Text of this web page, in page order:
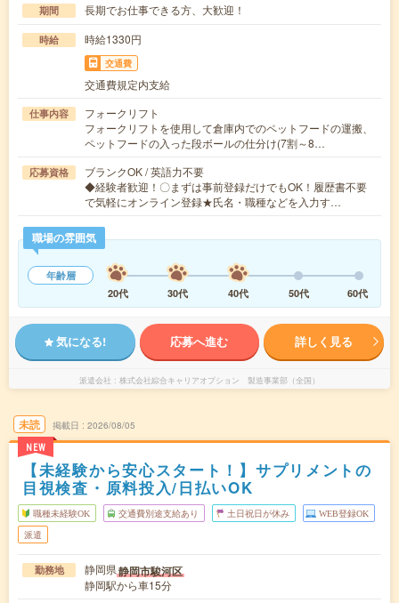
期間 長期でお仕事できる方、大歓迎！
時給 時給1330円
交通費
交通費規定内支給
仕事内容
フォークリフト
フォークリフトを使用して倉庫内でのペットフードの運搬、
ペットフードの入った段ボールの仕分け(7割～8…
応募資格
ブランクOK / 英語力不要
◆経験者歓迎！〇まずは事前登録だけでもOK！履歴書不要
で気軽にオンライン登録★氏名・職種などを入力す…
職場の雰囲気
年齢層
20代
30代 40代 50代 60代
気になる! 応募へ進む 詳しく見る
派遣会社 株式会社綜合キャリアオプション 製造事業部（全国）
未読
NEW
掲載日 2026/08/05
【未経験から安心スタート！】サプリメントの
目視検査・原料投入/日払いOK
職種未経験OK 交通費別途支給あり 土日祝日が休み WEB登録OK
派遣
勤務地 静岡県静岡市駿河区
静岡駅から車15分